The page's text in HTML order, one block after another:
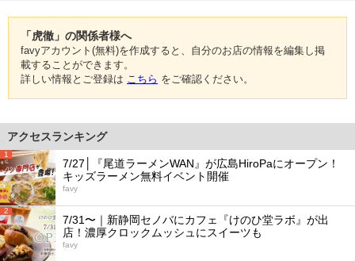
「虎徹」の関係者様へ
favyアカウント(無料)を作成すると、自分のお店の情報を編集し掲
載することができます。
詳しい情報とご登録は こちら をご確認ください。
アクセスランキング
1
7/27│『尾道ラーメンWAN』が広島HiroPaにオープン！
キッズラーメン無料イベント開催
favy
2
7/31〜｜新静岡セノバにカフェ『けのひ堂ラボ』が出
店！濃厚クロックムッシュにスイーツも
favy